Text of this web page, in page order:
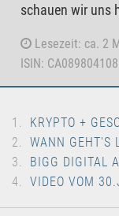
schauen wir uns
Lesezeit: ca. 2
ISIN:
KRYPTO +
WANN GEHT'S
BIGG DIGITAL
VIDEO VOM